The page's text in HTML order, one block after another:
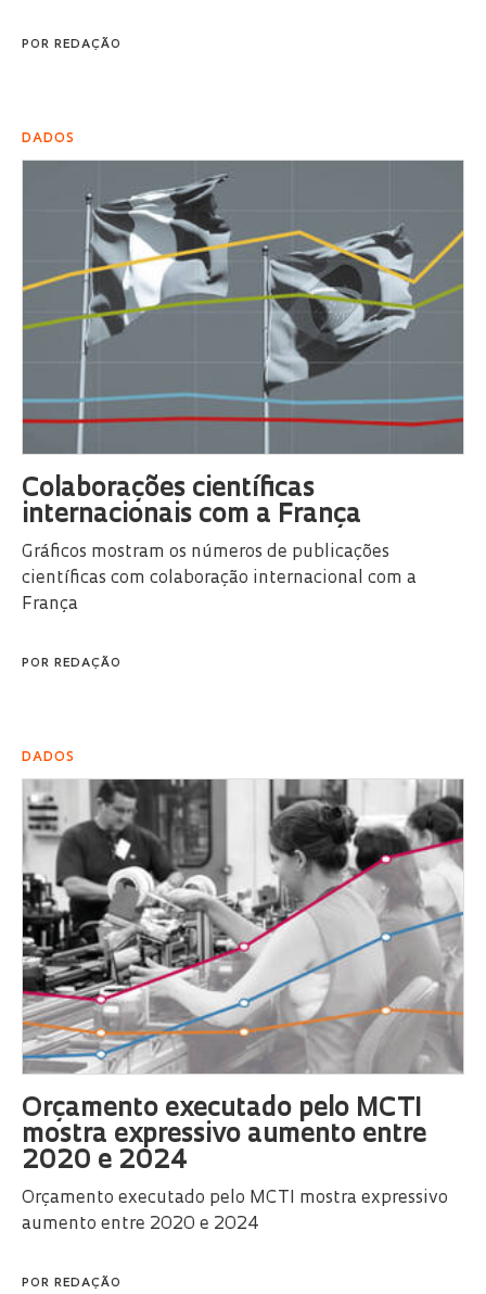
POR REDAÇÃO
DADOS
Colaborações científicas
internacionais com a França
Gráficos mostram os números de publicações
científicas com colaboração internacional com a
França
POR REDAÇÃO
DADOS
Orçamento executado pelo MCTI
mostra expressivo aumento entre
2020 e 2024
Orçamento executado pelo MCTI mostra expressivo
aumento entre 2020 e 2024
POR REDAÇÃO